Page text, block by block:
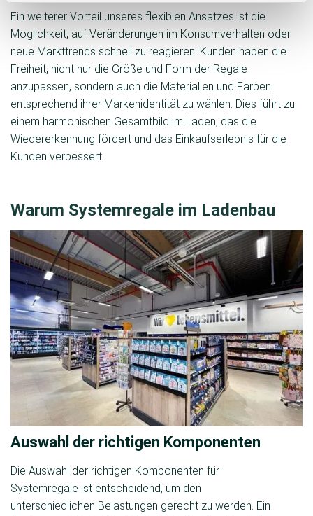
Ein weiterer Vorteil unseres flexiblen Ansatzes ist die
Möglichkeit, auf Veränderungen im Konsumverhalten oder
neue Markttrends schnell zu reagieren. Kunden haben die
Freiheit, nicht nur die Größe und Form der Regale
anzupassen, sondern auch die Materialien und Farben
entsprechend ihrer Markenidentität zu wählen. Dies führt zu
einem harmonischen Gesamtbild im Laden, das die
Wiedererkennung fördert und das Einkaufserlebnis für die
Kunden verbessert.
Warum Systemregale im Ladenbau
Auswahl der richtigen Komponenten
Die Auswahl der richtigen Komponenten für
Systemregale ist entscheidend, um den
unterschiedlichen Belastungen gerecht zu werden. Ein